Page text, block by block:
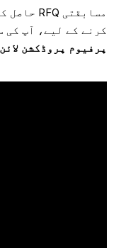
کرنے کے لیے، آپ کی
پرفیوم پروڈکشن